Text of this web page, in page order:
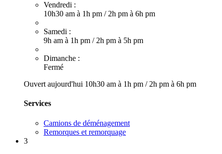
Vendredi :
10h30 am à 1h pm / 2h pm à 6h pm
Samedi :
9h am à 1h pm / 2h pm à 5h pm
Dimanche :
Fermé
Ouvert aujourd'hui 10h30 am à 1h pm / 2h pm à 6h pm
Services
Camions de déménagement
Remorques et remorquage
3